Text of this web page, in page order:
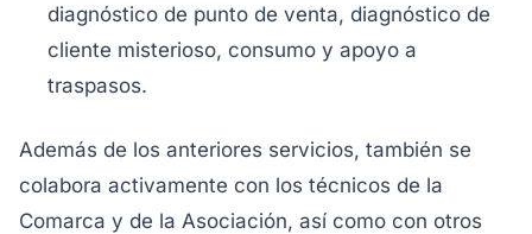
diagnóstico de punto de venta, diagnóstico de
cliente misterioso, consumo y apoyo a
traspasos.
Además de los anteriores servicios, también se
colabora activamente con los técnicos de la
Comarca y de la Asociación, así como con otros